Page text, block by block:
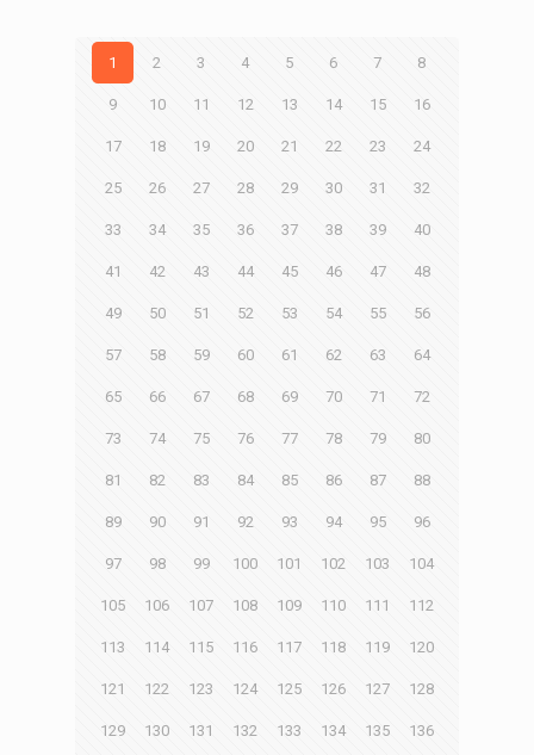
1 2 3 4 5 6 7 8
9 10 11 12 13 14 15 16
17 18 19 20 21 22 23 24
25 26 27 28 29 30 31 32
33 34 35 36 37 38 39 40
41 42 43 44 45 46 47 48
49 50 51 52 53 54 55 56
57 58 59 60 61 62 63 64
65 66 67 68 69 70 71 72
73 74 75 76 77 78 79 80
81 82 83 84 85 86 87 88
89 90 91 92 93 94 95 96
97 98 99 100 101 102 103 104
105 106 107 108 109 110 111 112
113 114 115 116 117 118 119 120
121 122 123 124 125 126 127 128
129 130 131 132 133 134 135 136